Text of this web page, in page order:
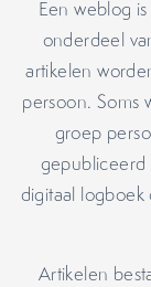
Een weblog
onderdeel
artikelen
persoon. Soms
groep
gepubliceerd
digitaal logboek
Artikelen